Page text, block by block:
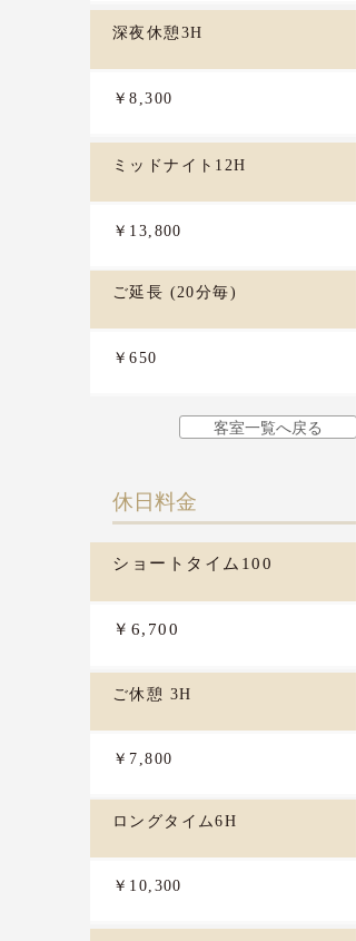
深夜休憩3H
￥8,300
ミッドナイト12H
￥13,800
ご延長 (20分毎)
￥650
客室一覧へ戻る
​休日料金
ショートタイム100
￥6,700
ご休憩 3H
￥7,800
ロングタイム6H
￥10,300